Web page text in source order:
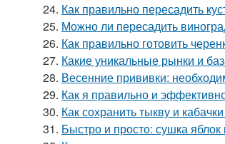
24. Как правильно пересадить
25. Можно ли пересадить
26. Как правильно готовить
27. Какие уникальные рынки и
28. Весенние прививки:
29. Как я правильно и
30. Как сохранить тыкву и
31. Быстро и просто: сушка яблок